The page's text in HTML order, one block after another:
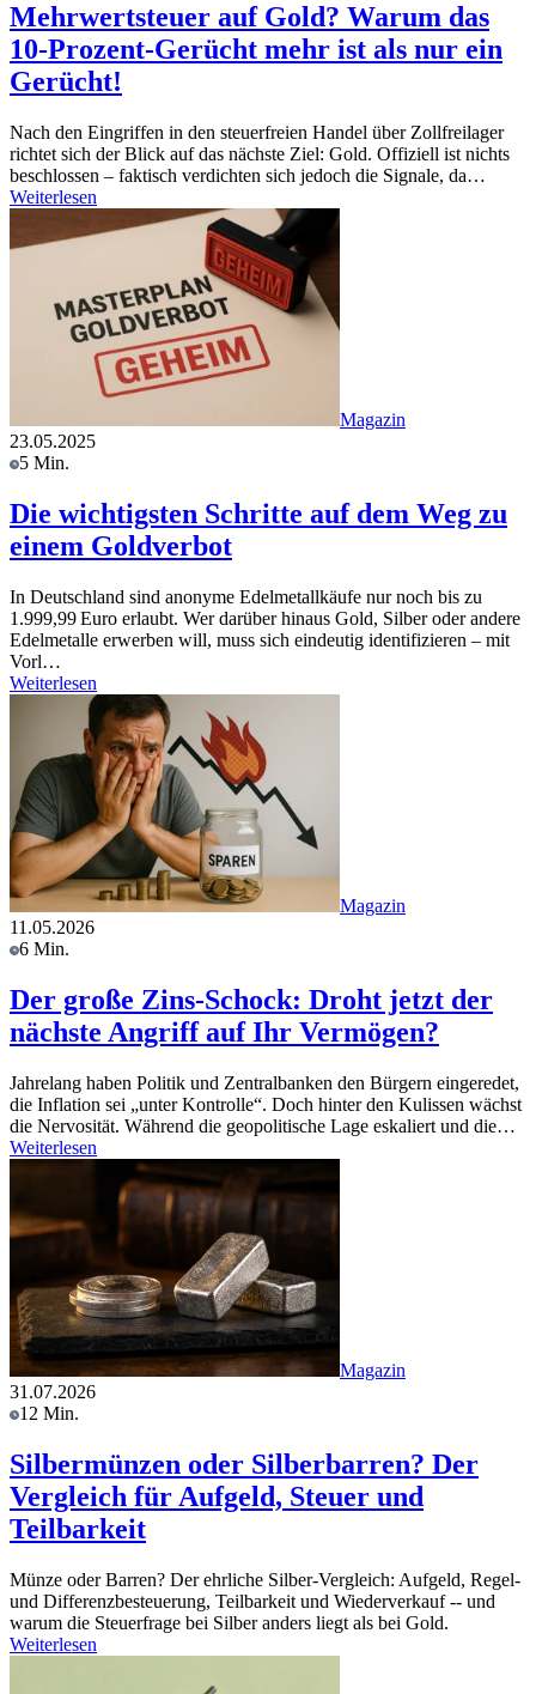
Mehrwertsteuer auf Gold? Warum das
10-Prozent-Gerücht mehr ist als nur ein
Gerücht!
Nach den Eingriffen in den steuerfreien Handel über Zollfreilager
richtet sich der Blick auf das nächste Ziel: Gold. Offiziell ist nichts
beschlossen – faktisch verdichten sich jedoch die Signale, da…
Weiterlesen
Magazin
23.05.2025
5 Min.
Die wichtigsten Schritte auf dem Weg zu
einem Goldverbot
In Deutschland sind anonyme Edelmetallkäufe nur noch bis zu
1.999,99 Euro erlaubt. Wer darüber hinaus Gold, Silber oder andere
Edelmetalle erwerben will, muss sich eindeutig identifizieren – mit
Vorl…
Weiterlesen
Magazin
11.05.2026
6 Min.
Der große Zins-Schock: Droht jetzt der
nächste Angriff auf Ihr Vermögen?
Jahrelang haben Politik und Zentralbanken den Bürgern eingeredet,
die Inflation sei „unter Kontrolle“. Doch hinter den Kulissen wächst
die Nervosität. Während die geopolitische Lage eskaliert und die…
Weiterlesen
Magazin
31.07.2026
12 Min.
Silbermünzen oder Silberbarren? Der
Vergleich für Aufgeld, Steuer und
Teilbarkeit
Münze oder Barren? Der ehrliche Silber-Vergleich: Aufgeld, Regel-
und Differenzbesteuerung, Teilbarkeit und Wiederverkauf -- und
warum die Steuerfrage bei Silber anders liegt als bei Gold.
Weiterlesen